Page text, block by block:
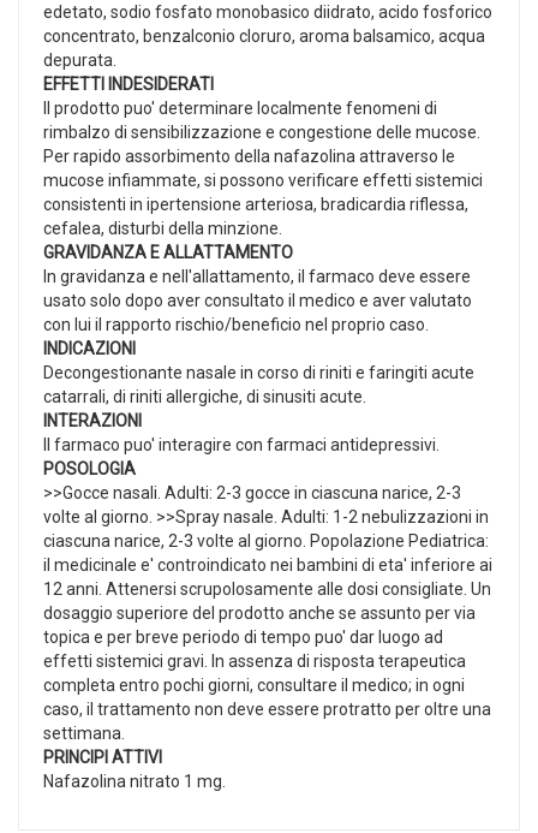
edetato, sodio fosfato monobasico diidrato, acido fosforico
concentrato, benzalconio cloruro, aroma balsamico, acqua
depurata.
EFFETTI INDESIDERATI
Il prodotto puo' determinare localmente fenomeni di
rimbalzo di sensibilizzazione e congestione delle mucose.
Per rapido assorbimento della nafazolina attraverso le
mucose infiammate, si possono verificare effetti sistemici
consistenti in ipertensione arteriosa, bradicardia riflessa,
cefalea, disturbi della minzione.
GRAVIDANZA E ALLATTAMENTO
In gravidanza e nell'allattamento, il farmaco deve essere
usato solo dopo aver consultato il medico e aver valutato
con lui il rapporto rischio/beneficio nel proprio caso.
INDICAZIONI
Decongestionante nasale in corso di riniti e faringiti acute
catarrali, di riniti allergiche, di sinusiti acute.
INTERAZIONI
Il farmaco puo' interagire con farmaci antidepressivi.
POSOLOGIA
>>Gocce nasali. Adulti: 2-3 gocce in ciascuna narice, 2-3
volte al giorno. >>Spray nasale. Adulti: 1-2 nebulizzazioni in
ciascuna narice, 2-3 volte al giorno. Popolazione Pediatrica:
il medicinale e' controindicato nei bambini di eta' inferiore ai
12 anni. Attenersi scrupolosamente alle dosi consigliate. Un
dosaggio superiore del prodotto anche se assunto per via
topica e per breve periodo di tempo puo' dar luogo ad
effetti sistemici gravi. In assenza di risposta terapeutica
completa entro pochi giorni, consultare il medico; in ogni
caso, il trattamento non deve essere protratto per oltre una
settimana.
PRINCIPI ATTIVI
Nafazolina nitrato 1 mg.